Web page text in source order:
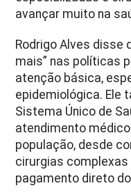
avançar muito na
Rodrigo Alves disse
mais” nas políticas
atenção básica,
epidemiológica. Ele
Sistema Único de
atendimento
população, desde
cirurgias
pagamento direto